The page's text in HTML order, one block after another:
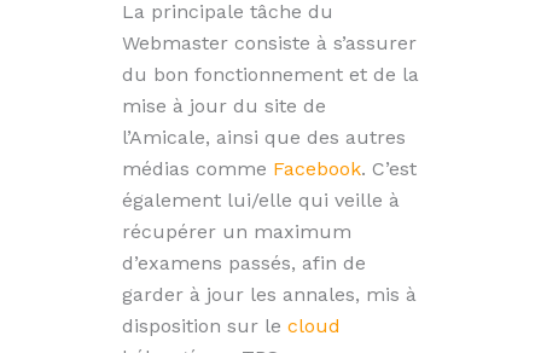
La principale tâche du
Webmaster consiste à s’assurer
du bon fonctionnement et de la
mise à jour du site de
l’Amicale, ainsi que des autres
médias comme Facebook. C’est
également lui/elle qui veille à
récupérer un maximum
d’examens passés, afin de
garder à jour les annales, mis à
disposition sur le cloud